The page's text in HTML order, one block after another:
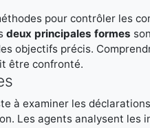
pour contrôler les
deux principales formes
objectifs précis.
être confronté.
à examiner les
Les agents analysent